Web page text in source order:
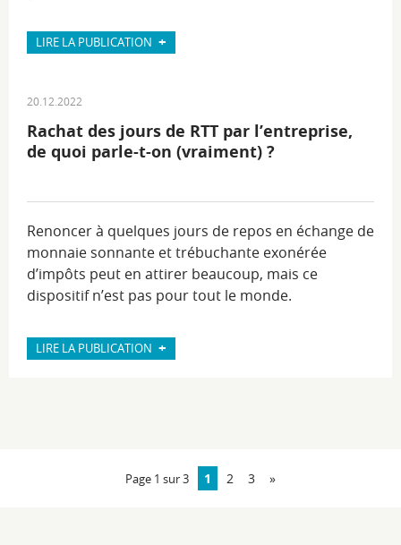
LIRE LA PUBLICATION +
20.12.2022
Rachat des jours de RTT par l’entreprise,
de quoi parle-t-on (vraiment) ?
Renoncer à quelques jours de repos en échange de
monnaie sonnante et trébuchante exonérée
d’impôts peut en attirer beaucoup, mais ce
dispositif n’est pas pour tout le monde.
LIRE LA PUBLICATION +
Page 1 sur 3 1 2 3 »